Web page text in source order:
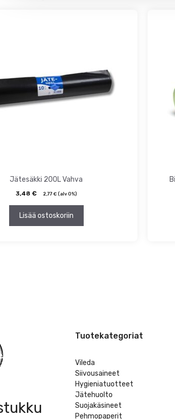
Jätesäkki 200L Vahva
3,48 € 2,77 €(alv 0%)
Lisää ostoskoriin
sivulla.
Tuotekategoriat
Vileda
Siivousaineet
Hygieniatuotteet
Jätehuolto
Suojakäsineet
Pehmopaperit